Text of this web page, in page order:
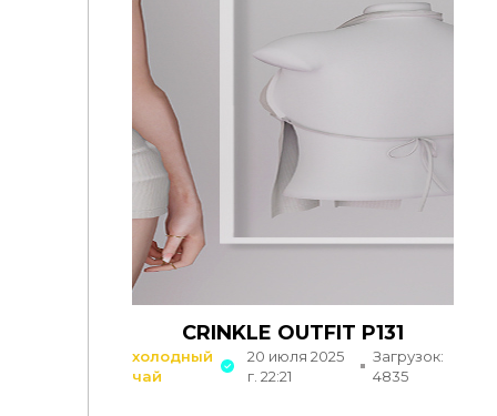
CRINKLE OUTFIT P131
холодный
чай
20 июля 2025
г. 22:21
Загрузок:
4835